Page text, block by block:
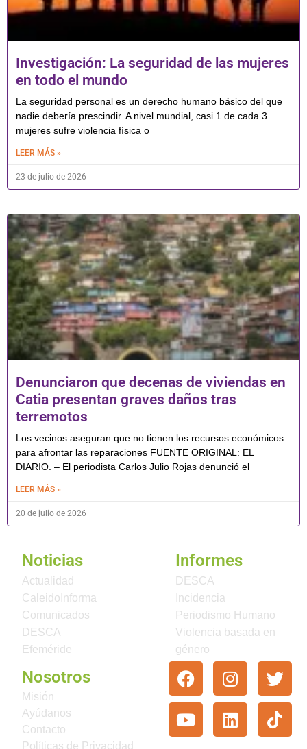
Investigación: La seguridad de las mujeres
en todo el mundo
La seguridad personal es un derecho humano básico del que
nadie debería prescindir. A nivel mundial, casi 1 de cada 3
mujeres sufre violencia física o
LEER MÁS »
23 de julio de 2026
Denunciaron que decenas de viviendas en
Catia presentan graves daños tras
terremotos
Los vecinos aseguran que no tienen los recursos económicos
para afrontar las reparaciones FUENTE ORIGINAL: EL
DIARIO. – El periodista Carlos Julio Rojas denunció el
LEER MÁS »
20 de julio de 2026
Noticias
Actualidad
CaleidoInforma
Comunicados
DESCA
Efeméride
Informes
DESCA
Incidencia
Periodismo Humano
Violencia basada en
género
Nosotros
Misión
Ayúdanos
Contacto
Políticas de Privacidad